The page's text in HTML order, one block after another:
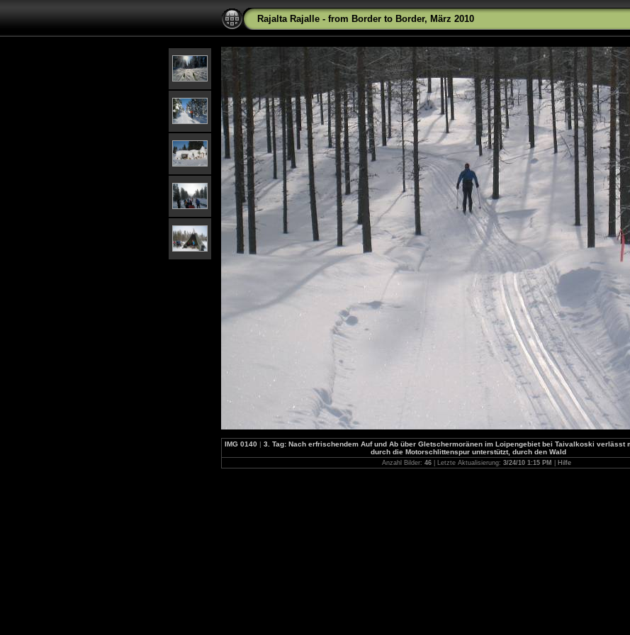
Rajalta Rajalle - from Border to Border, März 2010
IMG 0140| 3. Tag: Nach erfrischendem Auf und Ab über Gletschermoränen im Loipengebiet bei Taivalkoski verlässt
durch die Motorschlittenspur unterstützt, durch den Wald
Anzahl Bilder: 46| Letzte Aktualisierung: 3/24/10 1:15 PM Hilfe